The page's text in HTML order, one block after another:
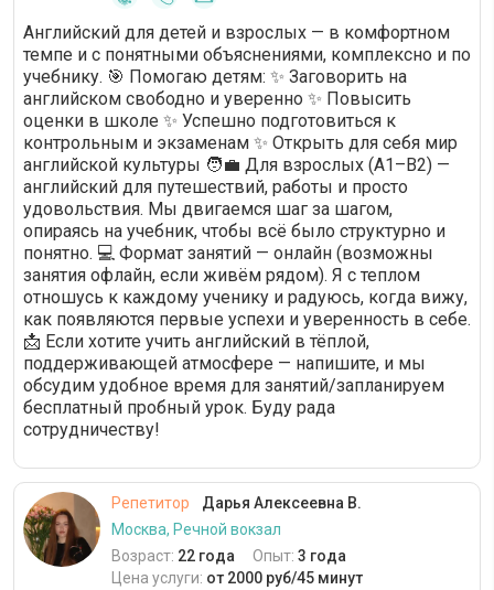
Английский для детей и взрослых — в комфортном
темпе и с понятными объяснениями, комплексно и по
учебнику. 🎯 Помогаю детям: ✨ Заговорить на
английском свободно и уверенно ✨ Повысить
оценки в школе ✨ Успешно подготовиться к
контрольным и экзаменам ✨ Открыть для себя мир
английской культуры 🧑‍💼 Для взрослых (A1–B2) —
английский для путешествий, работы и просто
удовольствия. Мы двигаемся шаг за шагом,
опираясь на учебник, чтобы всё было структурно и
понятно. 💻 Формат занятий — онлайн (возможны
занятия офлайн, если живём рядом). Я с теплом
отношусь к каждому ученику и радуюсь, когда вижу,
как появляются первые успехи и уверенность в себе.
📩 Если хотите учить английский в тёплой,
поддерживающей атмосфере — напишите, и мы
обсудим удобное время для занятий/запланируем
бесплатный пробный урок. Буду рада
сотрудничеству!
Репетитор
Дарья Алексеевна В.
Москва, Речной вокзал
Возраст: 22 года Опыт: 3 года
Цена услуги: от 2000 руб/45 минут